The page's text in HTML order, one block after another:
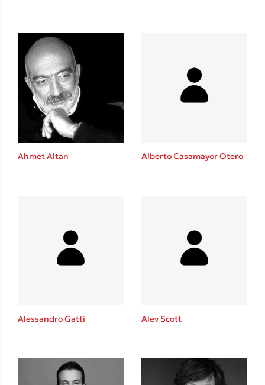
Ιωάννης Γλωσσόπουλος
Ένας γίγαντας στο σχολείο
Πάνω, κάτω, μπροστά, πίσω
Ahmet Altan Alberto Casamayor Otero
Alessandro Gatti Alev Scott